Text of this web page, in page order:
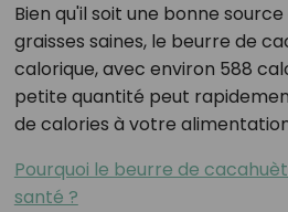
Bien qu'il soit une bonne
graisses saines, le beurre de
calorique, avec environ 588
petite quantité peut
de calories à votre
Pourquoi le beurre de
santé ?